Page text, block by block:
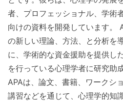
者、プロフェッショナル、学術
向けの資料を開発しています。
の新しい理論、方法、と分析を
に、学術的な資金援助を提供し
を行っている心理学者に研究助
APAは、論文、書籍、ワークシ
講習などを通じて、心理学的知